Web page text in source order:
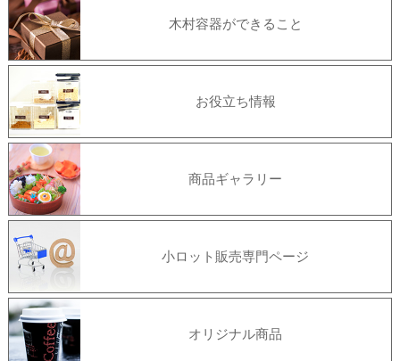
木村容器ができること
お役立ち情報
商品ギャラリー
小ロット販売専門ページ
オリジナル商品